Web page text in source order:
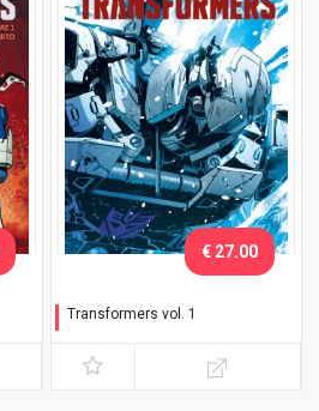
Transformers vol. 1
Megatron (MGW)
€ 27.00